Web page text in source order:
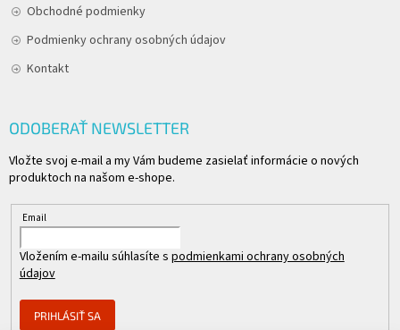
Obchodné podmienky
Podmienky ochrany osobných údajov
Kontakt
ODOBERAŤ NEWSLETTER
Vložte svoj e-mail a my Vám budeme zasielať informácie o nových
produktoch na našom e-shope.
Email
Vložením e-mailu súhlasíte s podmienkami ochrany osobných
údajov
PRIHLÁSIŤ SA